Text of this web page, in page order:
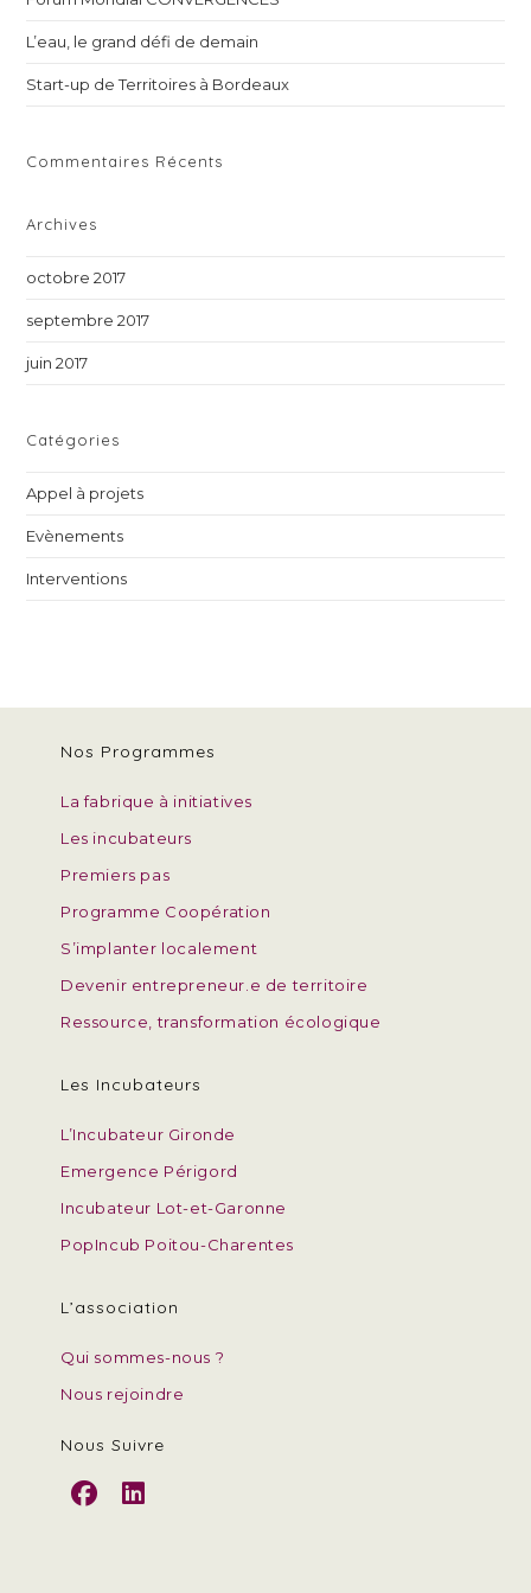
L’eau, le grand défi de demain
Start-up de Territoires à Bordeaux
Commentaires Récents
Archives
octobre 2017
septembre 2017
juin 2017
Catégories
Appel à projets
Evènements
Interventions
Nos Programmes
La fabrique à initiatives
Les incubateurs
Premiers pas
Programme Coopération
S’implanter localement
Devenir entrepreneur.e de territoire
Ressource, transformation écologique
Les Incubateurs
L’Incubateur Gironde
Emergence Périgord
Incubateur Lot-et-Garonne
PopIncub Poitou-Charentes
L’association
Qui sommes-nous ?
Nous rejoindre
Nous Suivre